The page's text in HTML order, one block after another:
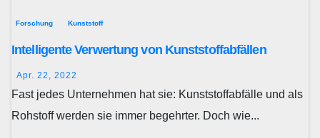
Forschung Kunststoff
Intelligente Verwertung von Kunststoffabfällen
Apr. 22, 2022
Fast jedes Unternehmen hat sie: Kunststoffabfälle und als
Rohstoff werden sie immer begehrter. Doch wie...